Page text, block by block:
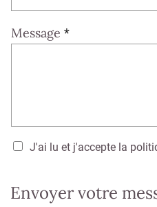
Message *
V
i
J'ai lu et j'accepte la
Envoyer votre